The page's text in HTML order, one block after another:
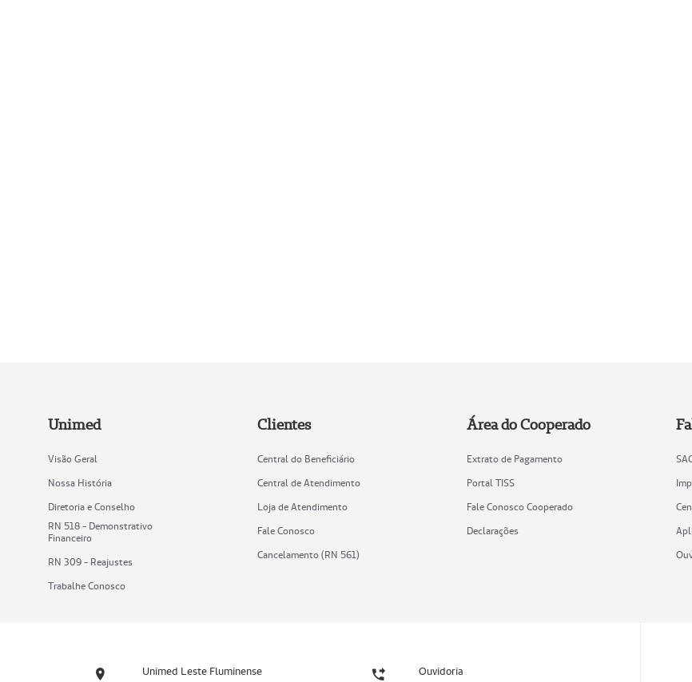
Unimed
Visão Geral
Nossa História
Diretoria e Conselho
RN 518 - Demonstrativo
Financeiro
RN 309 - Reajustes
Trabalhe Conosco
Clientes
Central do Beneficiário
Central de Atendimento
Loja de Atendimento
Fale Conosco
Cancelamento (RN 561)
Área do Cooperado
Extrato de Pagamento
Portal TISS
Fale Conosco Cooperado
Declarações
Unimed Leste Fluminense Ouvidoria